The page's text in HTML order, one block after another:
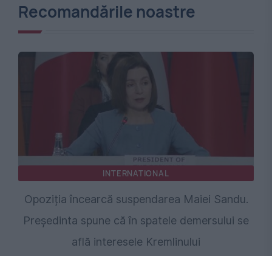
Recomandările noastre
INTERNATIONAL
Opoziția încearcă suspendarea Maiei Sandu.
Președinta spune că în spatele demersului se
află interesele Kremlinului